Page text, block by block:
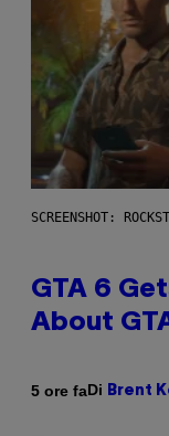
SCREENSHOT:
GTA 6
About
5 ore faDi Brent